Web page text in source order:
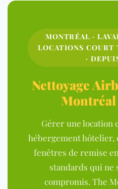
MONTRÉAL ·
LOCATIONS
·
Nettoyage
Montréal
Gérer une location
hébergement hôtelier,
fenêtres de remise
standards qui ne
compromis. The